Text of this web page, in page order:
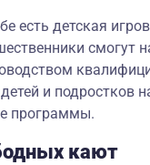
есть детская
смогут
и подростков
программы.
кают